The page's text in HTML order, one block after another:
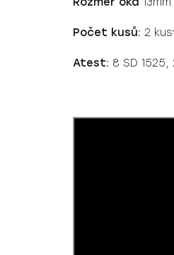
Počet kusů: 2
Atest: 8 SD 1525,